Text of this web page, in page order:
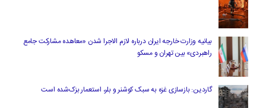
بیانیه وزارت خارجه ایران درباره لازم‌ الاجرا شدن «معاهده مشارکت جامع
راهبردی» بین تهران و مسکو
گاردین: بازسازی غزه به سبک کوشنر و بلر، استعمار بزک‌شده است